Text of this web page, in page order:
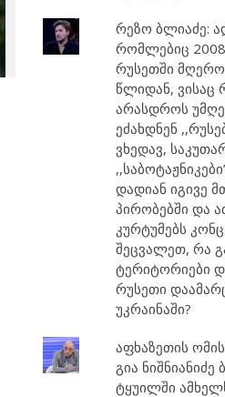
რეზო ბლიაძე:
რომლებიც
რუსეთში
წლიდან, ვისაც
არასდროს
ეძახდნენ
ვხედავ,
დადიან იგივე
პირობებში და
კურტუმებს
შეცვალეთ, რა
ტერიტორიები
რუსეთი
უკრაინაში?
აფხაზეთის
გია ნიშნიანიძე
ტყუილში